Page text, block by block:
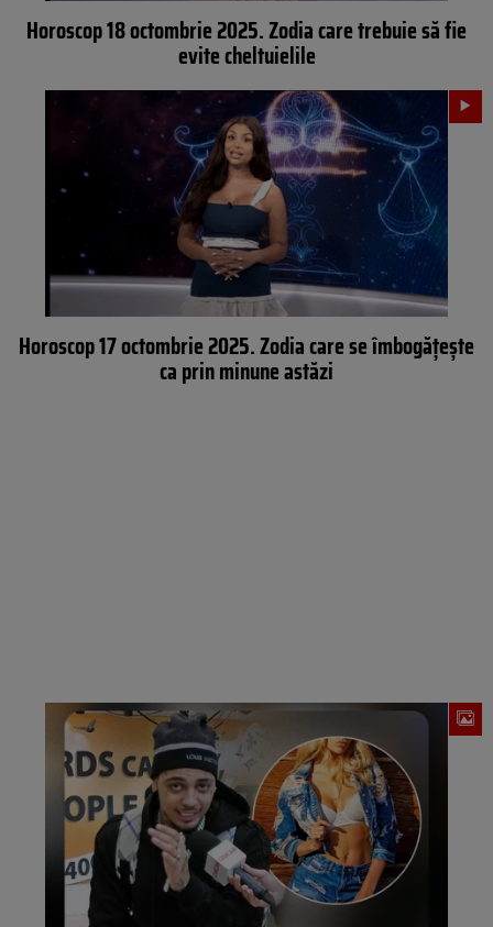
Horoscop 18 octombrie 2025. Zodia care trebuie să fie
evite cheltuielile
Horoscop 17 octombrie 2025. Zodia care se îmbogățește
ca prin minune astăzi